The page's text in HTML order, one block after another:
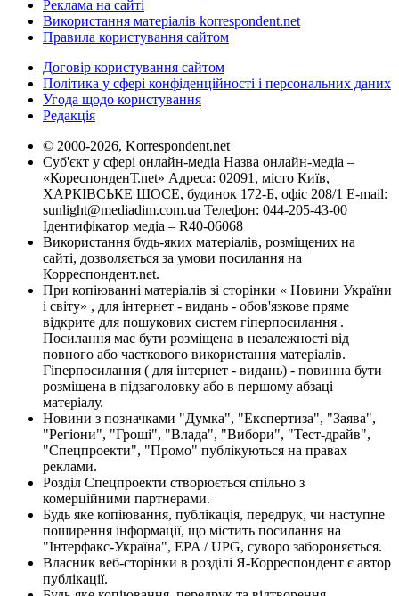
Реклама на сайті
Використання матеріалів korrespondent.net
Правила користування сайтом
Договір користування сайтом
Політика у сфері конфіденційності і персональних даних
Угода щодо користування
Редакція
© 2000-2026, Korrespondent.net
Суб'єкт у сфері онлайн-медіа Назва онлайн-медіа –
«КореспонденТ.net» Адреса: 02091, місто Київ,
ХАРКІВСЬКЕ ШОСЕ, будинок 172-Б, офіс 208/1 E-mail:
sunlight@mediadim.com.ua Телефон: 044-205-43-00
Ідентифікатор медіа – R40-06068
Використання будь-яких матеріалів, розміщених на
сайті, дозволяється за умови посилання на
Корреспондент.net.
При копіюванні матеріалів зі сторінки « Новини України
і світу» , для інтернет - видань - обов'язкове пряме
відкрите для пошукових систем гіперпосилання .
Посилання має бути розміщена в незалежності від
повного або часткового використання матеріалів.
Гіперпосилання ( для інтернет - видань) - повинна бути
розміщена в підзаголовку або в першому абзаці
матеріалу.
Новини з позначками "Думка", "Експертиза", "Заява",
"Регіони", "Гроші", "Влада", "Вибори", "Тест-драйв",
"Спецпроекти", "Промо" публікуються на правах
реклами.
Розділ Спецпроекти створюється спільно з
комерційними партнерами.
Будь яке копіювання, публікація, передрук, чи наступне
поширення інформації, що містить посилання на
"Інтерфакс-Україна", EPA / UPG, суворо забороняється.
Власник веб-сторінки в розділі Я-Корреспондент є автор
публікації.